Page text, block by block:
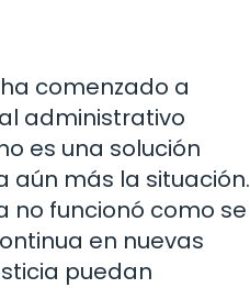
comenzado a
administrativo
es una solución
aún más la situación.
no funcionó como se
en nuevas
puedan